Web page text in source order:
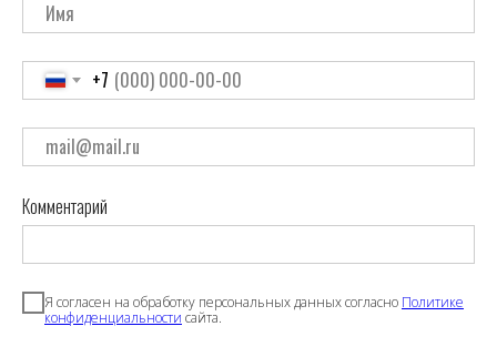
+7
Комментарий
Я согласен на обработку персональных данных согласно Политике
конфиденциальности сайта.